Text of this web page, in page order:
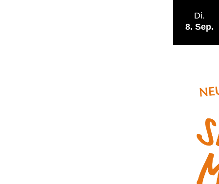
Di.
8 Sep.